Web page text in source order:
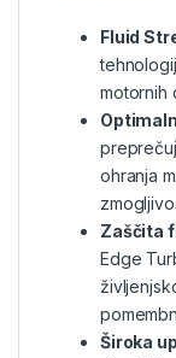
Fluid
motornih
ohranja
Zaščita
Edge
Široka